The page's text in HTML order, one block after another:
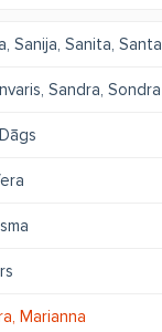
Sanija Sanita Santa
Sandra Sondra
Dāgs
Marianna